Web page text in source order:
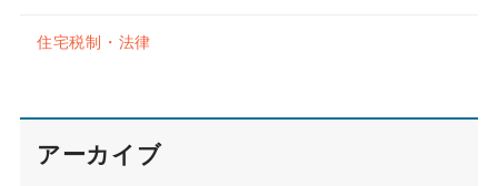
住宅税制・法律
アーカイブ